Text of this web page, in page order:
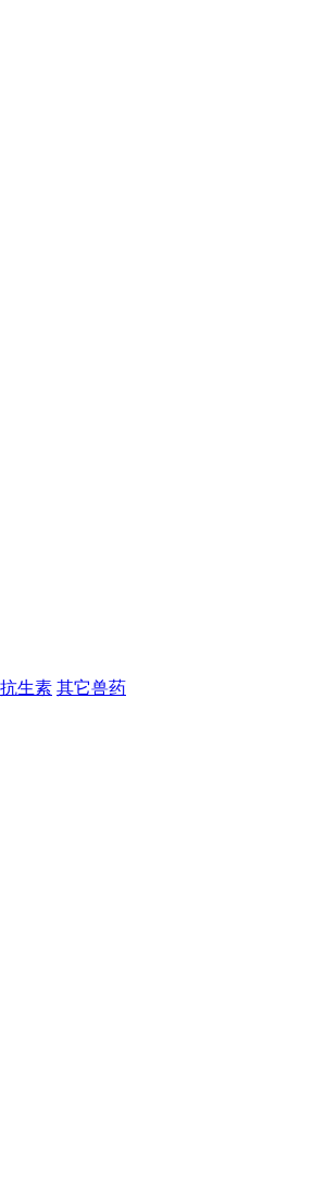
生素 其它兽药